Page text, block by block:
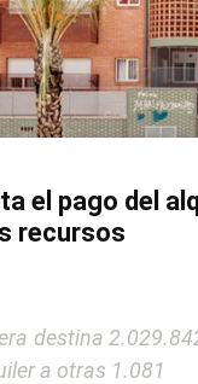
el pago del
recursos
destina
a otras 1.081